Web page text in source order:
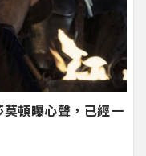
莫頓曝心聲，已經一